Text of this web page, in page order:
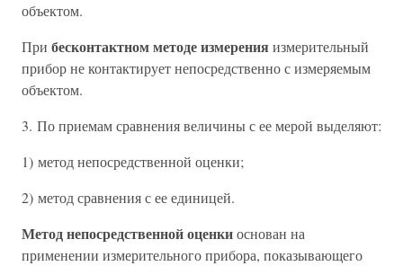
объектом.
При бесконтактном методе измерения измерительный
прибор не контактирует непосредственно с измеряемым
объектом.
3. По приемам сравнения величины с ее мерой выделяют:
1) метод непосредственной оценки;
2) метод сравнения с ее единицей.
Метод непосредственной оценкиоснован на
применении измерительного прибора, показывающего